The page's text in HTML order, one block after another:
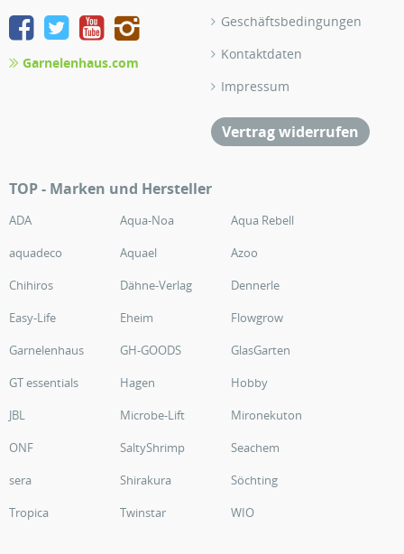
Garnelenhaus.com
Geschäftsbedingungen
Kontaktdaten
Impressum
Vertrag widerrufen
TOP - Marken und Hersteller
ADA Aqua-Noa
Aqua Rebell
aquadeco
Aquael
Azoo
Chihiros
Dähne-Verlag
Dennerle
Easy-Life
Eheim
Flowgrow
Garnelenhaus
GH-GOODS
GlasGarten
GT essentials
Hagen
Hobby
JBL
Microbe-Lift
Mironekuton
ONF
SaltyShrimp
Seachem
sera
Shirakura
Söchting
Tropica
Twinstar WIO